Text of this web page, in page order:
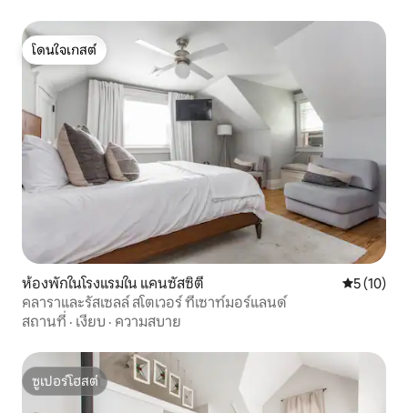
โดนใจเกสต์
โดนใจเกสต์
ห้องพักในโรงแรมใน แคนซัสซิตี คะแนนเฉลี่
5 (10)
คลาราและรัสเซลล์ สโตเวอร์ ที่เซาท์มอร์แลนด์
สถานที่ · เงียบ · ความสบาย
ซูเปอร์โฮสต์
ซูเปอร์โฮสต์